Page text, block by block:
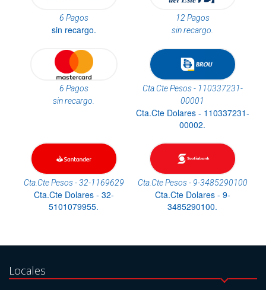
6 Pagos
sin recargo.
12 Pagos
sin recargo.
6 Pagos
sin recargo.
Cta.Cte Pesos - 110337231-
00001
Cta.Cte Dolares - 110337231-
00002.
Cta.Cte Pesos - 32-1169629
Cta.Cte Dolares - 32-
5101079955.
Cta.Cte Pesos - 9-3485290100
Cta.Cte Dolares - 9-
3485290100.
Locales